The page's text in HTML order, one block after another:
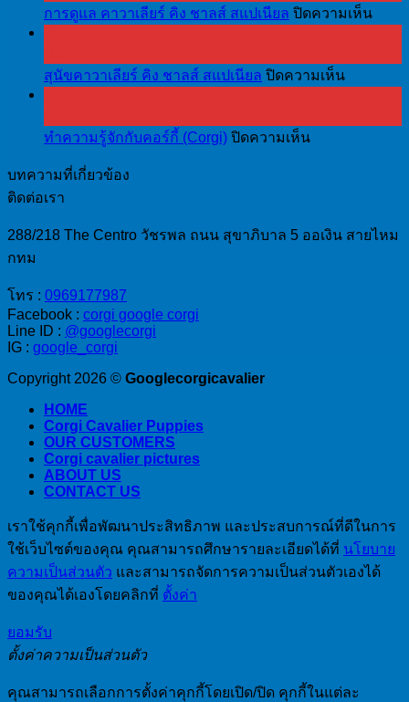
การดูแล คาวาเลียร์ คิง ชาลส์ สแปเนียล ปิดความเห็นบน
เลีย
ส
สุนัขคาวาเลียร์ คิง ชาลส์ สแปเนียล ปิดความเห็นบน
ชาล
ทำความรู้จักกับคอร์กี้ (Corgi) ปิดความเห็นบน
คอร์
บทความที่เกี่ยวข้อง
ติดต่อเรา
288/218 The Centro วัชรพล ถนน สุขาภิบาล 5 ออเงิน สายไหม
กทม
โทร : 0969177987
Facebook : corgi google corgi
Line ID : @googlecorgi
IG : google_corgi
Copyright 2026 © Googlecorgicavalier
HOME
Corgi Cavalier Puppies
OUR CUSTOMERS
Corgi cavalier pictures
ABOUT US
CONTACT US
เราใช้คุกกี้เพื่อพัฒนาประสิทธิภาพ และประสบการณ์ที่ดีในการ
ใช้เว็บไซต์ของคุณ คุณสามารถศึกษารายละเอียดได้ที่ นโยบาย
ความเป็นส่วนตัว และสามารถจัดการความเป็นส่วนตัวเองได้
ของคุณได้เองโดยคลิกที่ ตั้งค่า
ยอมรับ
ตั้งค่าความเป็นส่วนตัว
คุณสามารถเลือกการตั้งค่าคุกกี้โดยเปิด/ปิด คุกกี้ในแต่ละ